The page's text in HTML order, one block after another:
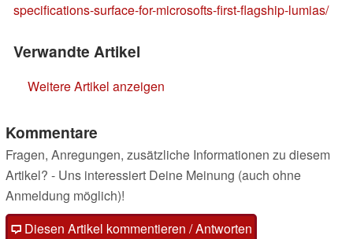
specifications-surface-for-microsofts-first-flagship-lumias/
Verwandte Artikel
Weitere Artikel anzeigen
Kommentare
Fragen, Anregungen, zusätzliche Informationen zu diesem
Artikel? - Uns interessiert Deine Meinung (auch ohne
Anmeldung möglich)!
Diesen Artikel kommentieren / Antworten